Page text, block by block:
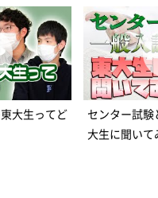
大生ってど
センター試
大生に聞いて